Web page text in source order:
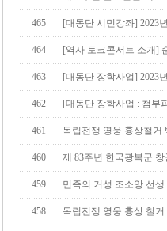
465 [대동단 시민강좌] 2023
464 [역사 토크콘서트 소개]
463 [대동단 장학사업] 2023
462 [대동단 장학사업 : 첨
461 독립전쟁 영웅 흉상철
460 제 83주년 한국광복군
459 민족의 거성 조소앙 선
458 독립전쟁 영웅 흉상 철